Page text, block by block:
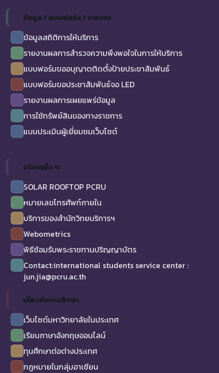
ข้อมูล / แบบฟอร์ม / รายงาน
ข้อมูลสถิติการให้บริการ
รายงานผลการสำรวจความพึงพอใจในการให้บริการ
แบบฟอร์มขออนุญาตติดตั้งป้ายประชาสัมพันธ์
แบบฟอร์มขอประชาสัมพันธ์จอ LED
รายงานผลการเผยแพร่ข้อมูล
การใช้ทรัพย์สินของทางราชการ
แบบประเมินผู้เยี่ยมชมเว็บไซต์
บริการอื่น ๆ
SOLAR ROOFTOP PCRU
หมายเลขโทรศัพท์ภายใน
บริการของสำนักวิทยบริการฯ
Webometrics
พิธีซ้อมรับพระราชทานปริญญาบัตร
Contact:international students service center :
jun.jia@pcru.ac.th
เกี่ยวกับการศึกษา
เว็บไซต์มหาวิทยาลัยในประเทศ
เรียนภาษาอังกฤษออนไลน์
ทุนศึกษาต่อต่างประเทศ
กฏหมายในกลุ่มอาเซียน